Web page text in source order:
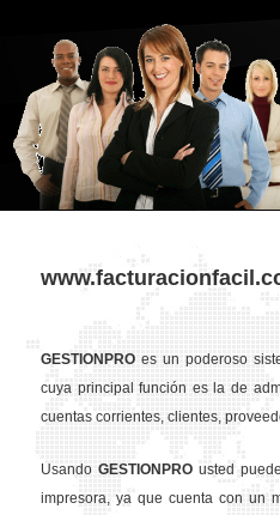
GESTION PRO es un poderoso
cuya principal función es la de
cuentas corrientes, clientes,
Usando GESTION PRO usted
impresora, ya que cuenta con un